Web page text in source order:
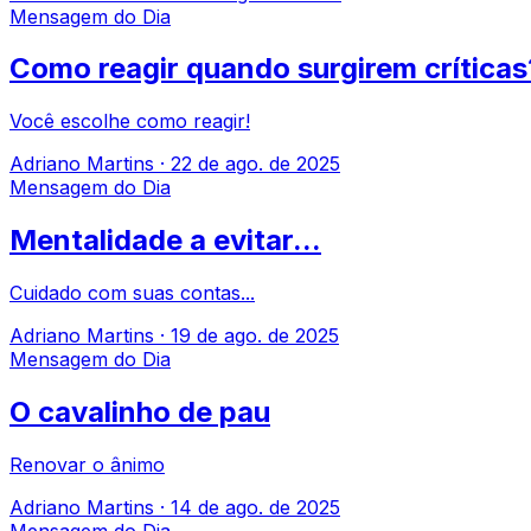
Mensagem do Dia
Como reagir quando surgirem
Você escolhe como reagir!
Adriano Martins · 22 de ago. de 2025
Mensagem do Dia
Mentalidade a evitar...
Cuidado com suas contas...
Adriano Martins · 19 de ago. de 2025
Mensagem do Dia
O cavalinho de pau
Renovar o ânimo
Adriano Martins · 14 de ago. de 2025